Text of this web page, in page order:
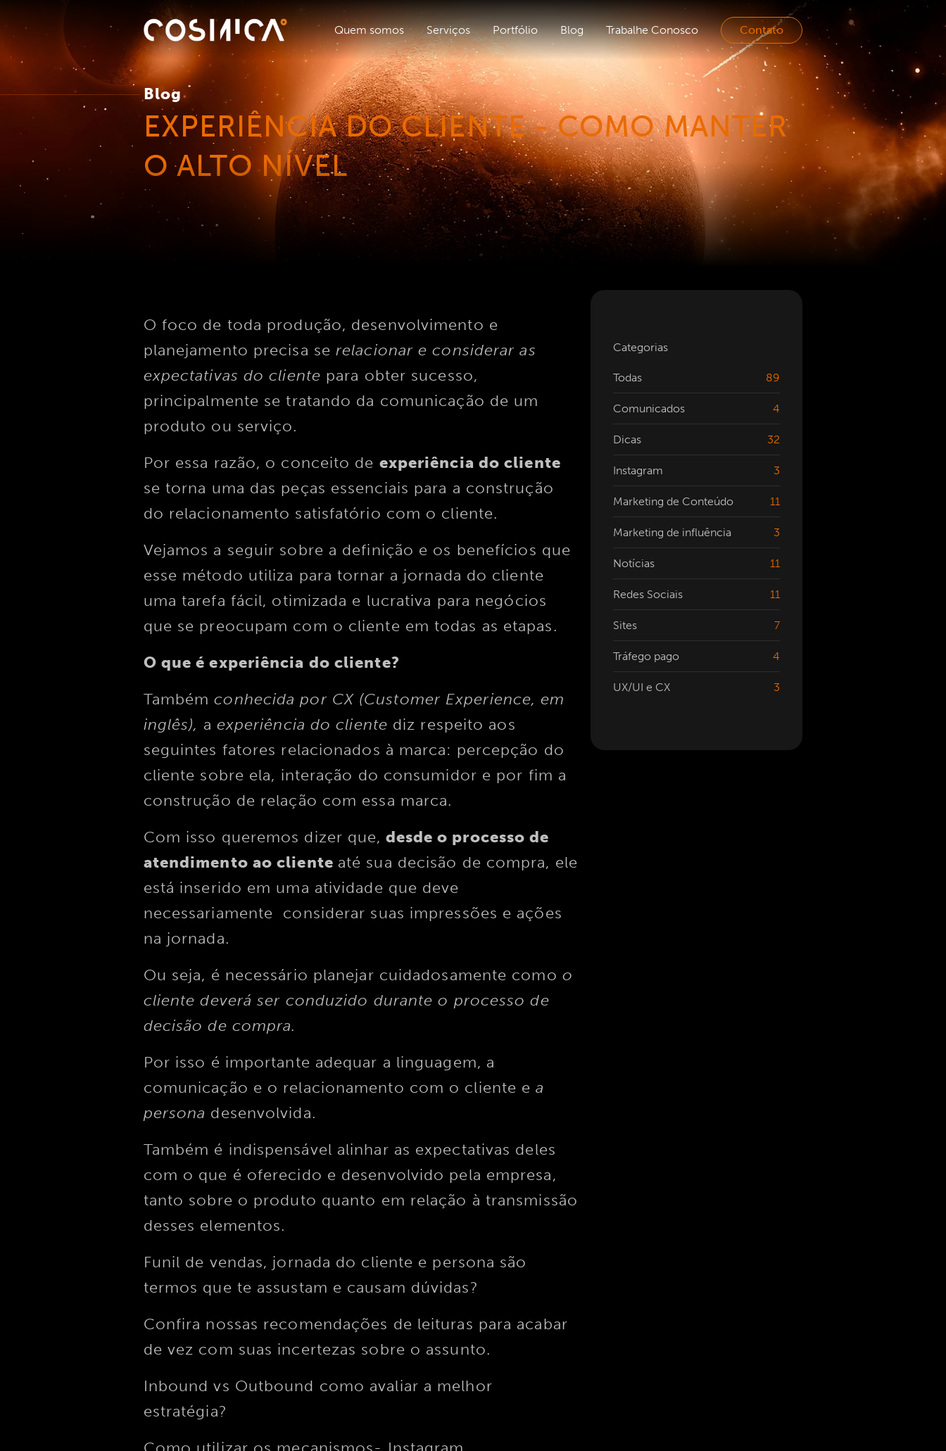
Quem somos Serviços Portfólio Blog Trabalhe Conosco Contato
Blog
EXPERIÊNCIA DO CLIENTE - COMO MANTER
O ALTO NÍVEL
O foco de toda produção, desenvolvimento e
planejamento precisa serelacionar e considerar as
expectativas do cliente para obter sucesso,
principalmente se tratando da comunicação de um
produto ou serviço.
Por essa razão, o conceito de experiência do cliente
se torna uma das peças essenciais para a construção
do relacionamento satisfatório com o cliente.
Vejamos a seguir sobre a definição e os benefícios que
esse método utiliza para tornar a jornada do cliente
uma tarefa fácil, otimizada e lucrativa para negócios
que se preocupam com o cliente em todas as etapas.
O que é experiência do cliente?
Tambémconhecida por CX (Customer Experience, em
inglês), a experiência do cliente diz respeito aos
seguintes fatores relacionados à marca: percepção do
cliente sobre ela, interação do consumidor e por fim a
construção de relação com essa marca.
Com isso queremos dizer que, desde o processo de
atendimento ao cliente até sua decisão de compra, ele
está inserido em uma atividade que deve
necessariamente considerar suas impressões e ações
na jornada.
Ou seja, é necessário planejar cuidadosamente como o
cliente deverá ser conduzido durante o processo de
decisão de compra.
Por isso é importante adequar a linguagem, a
comunicação e o relacionamento com o cliente ea
persona desenvolvida.
Também é indispensável alinhar as expectativas deles
com o que é oferecido e desenvolvido pela empresa,
tanto sobre o produto quanto em relação à transmissão
desses elementos.
Funil de vendas, jornada do cliente e persona são
termos que te assustam e causam dúvidas?
Confira nossas recomendações de leituras para acabar
de vez com suas incertezas sobre o assunto.
Inbound vs Outbound como avaliar a melhor
estratégia?
Categorias
Todas 89
Comunicados 4
Dicas 32
Instagram 3
Marketing de Conteúdo 11
Marketing de influência 3
Notícias 11
Redes Sociais 11
Sites 7
Tráfego pago 4
UX/UI e CX 3